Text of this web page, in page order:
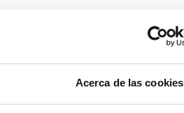
Acerca de las cookies